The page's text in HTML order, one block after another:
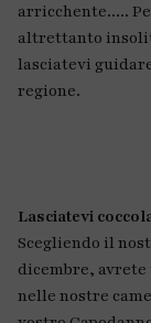
arricchente.....
altrettanto
lasciatevi
regione.
Lasciatevi
Scegliendo il
dicembre,
nelle nostre